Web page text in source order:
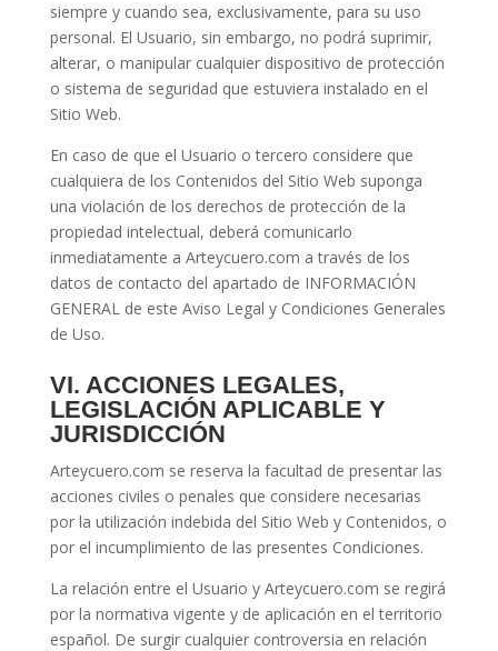
siempre y cuando sea, exclusivamente, para su uso
personal. El Usuario, sin embargo, no podrá suprimir,
alterar, o manipular cualquier dispositivo de protección
o sistema de seguridad que estuviera instalado en el
Sitio Web.
En caso de que el Usuario o tercero considere que
cualquiera de los Contenidos del Sitio Web suponga
una violación de los derechos de protección de la
propiedad intelectual, deberá comunicarlo
inmediatamente a Arteycuero.com a través de los
datos de contacto del apartado de INFORMACIÓN
GENERAL de este Aviso Legal y Condiciones Generales
de Uso.
VI. ACCIONES LEGALES,
LEGISLACIÓN APLICABLE Y
JURISDICCIÓN
Arteycuero.com se reserva la facultad de presentar las
acciones civiles o penales que considere necesarias
por la utilización indebida del Sitio Web y Contenidos, o
por el incumplimiento de las presentes Condiciones.
La relación entre el Usuario y Arteycuero.com se regirá
por la normativa vigente y de aplicación en el territorio
español. De surgir cualquier controversia en relación